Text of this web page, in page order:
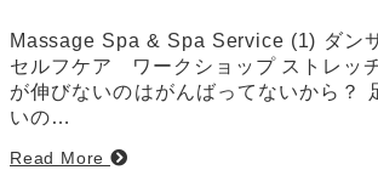
Massage Spa & Spa Service (1) ダン
セルフケア ワークショップ ストレッ
が伸びないのはがんばってないから？
いの…
Read More